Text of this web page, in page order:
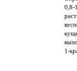
0,8-
1-